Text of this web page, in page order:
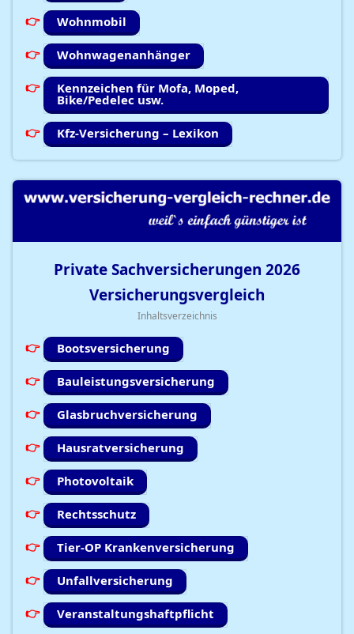
Wohnmobil
Wohnwagenanhänger
Kennzeichen für Mofa, Moped,
Bike/Pedelec usw.
Kfz-Versicherung – Lexikon
Private Sachversicherungen 2026
Versicherungsvergleich
Inhaltsverzeichnis
Bootsversicherung
Bauleistungsversicherung
Glasbruchversicherung
Hausratversicherung
Photovoltaik
Rechtsschutz
Tier-OP Krankenversicherung
Unfallversicherung
Veranstaltungshaftpflicht